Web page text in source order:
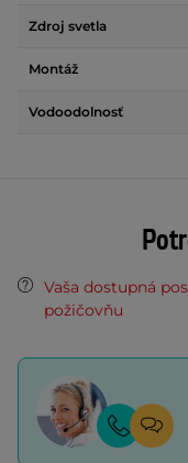
Zdroj svetla
Montáž
Vodoodolnosť
Vaša dostupná
požičovňu